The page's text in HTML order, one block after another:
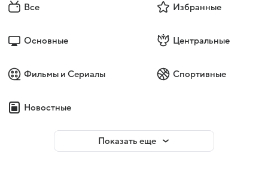
Все Избранные
Основные Центральные
Фильмы и Сериалы Спортивные
Новостные
Показать еще